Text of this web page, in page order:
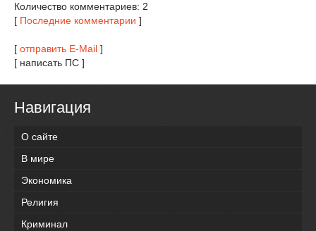
Количество комментариев: 2
[ Последние комментарии ]
[ отправить E-Mail ]
[ написать ПС ]
Навигация
О сайте
В мире
Экономика
Религия
Криминал